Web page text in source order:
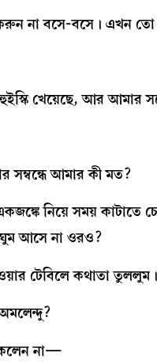
না বসে-বসে। এখন তো
খেয়েছে, আর
আমার কী মত?
নিয়ে সময় কাটাতে
আসে না ওরও?
টেবিলে কথাতা
না—